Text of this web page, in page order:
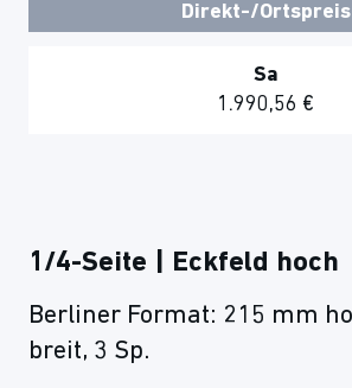
Direkt-/Ortspreis
Sa
1.990,56 €
1/4-Seite | Eckfeld hoch
Berliner Format: 215 mm
breit, 3 Sp.